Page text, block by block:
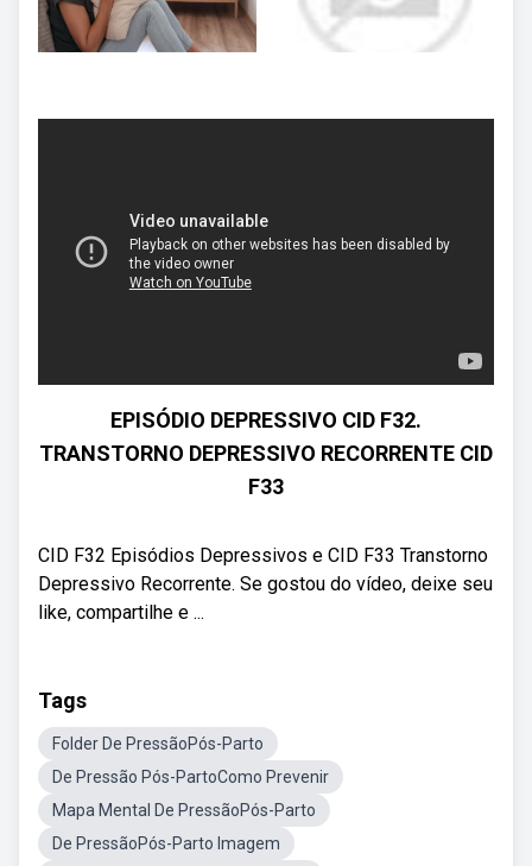
EPISÓDIO DEPRESSIVO CID F32.
TRANSTORNO DEPRESSIVO RECORRENTE CID
F33
CID F32 Episódios Depressivos e CID F33 Transtorno
Depressivo Recorrente. Se gostou do vídeo, deixe seu
like, compartilhe e ...
Tags
Folder De PressãoPós-Parto
De Pressão Pós-PartoComo Prevenir
Mapa Mental De PressãoPós-Parto
De PressãoPós-Parto Imagem